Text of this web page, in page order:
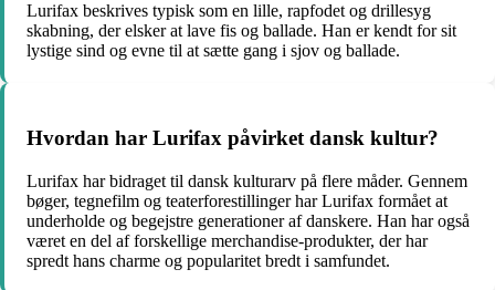
Lurifax beskrives typisk som en lille, rapfodet og drillesyg
skabning, der elsker at lave fis og ballade. Han er kendt for sit
lystige sind og evne til at sætte gang i sjov og ballade.
Hvordan har Lurifax påvirket dansk kultur?
Lurifax har bidraget til dansk kulturarv på flere måder. Gennem
bøger, tegnefilm og teaterforestillinger har Lurifax formået at
underholde og begejstre generationer af danskere. Han har også
været en del af forskellige merchandise-produkter, der har
spredt hans charme og popularitet bredt i samfundet.